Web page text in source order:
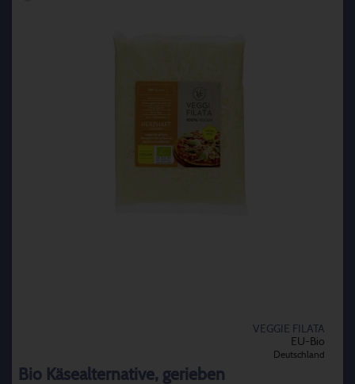
VEGGIE FILATA
EU-Bio
Deutschland
Bio Käsealternative, gerieben